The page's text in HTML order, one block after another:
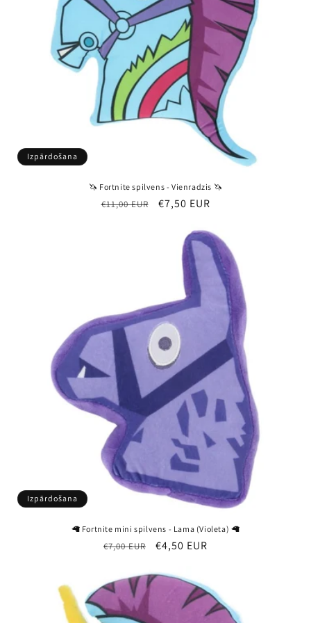
Izpārdošana
🦄 Fortnite spilvens - Vienradzis 🦄
Parastā
€11,00 EUR
Pārdošanas
€7,50 EUR
Izpārdošana
🦙 Fortnite mini spilvens - Lama (Violeta) 🦙
Parastā
€7,00 EUR
Pārdošanas
€4,50 EUR